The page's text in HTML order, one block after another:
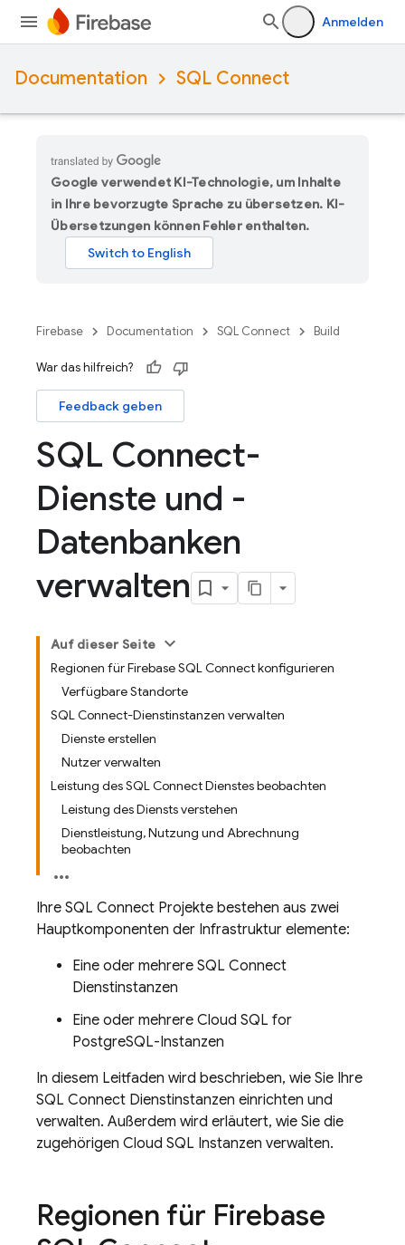
Anmelden
Documentation SQL Connect
Google verwendet KI-Technologie, um Inhalte
in Ihre bevorzugte Sprache zu übersetzen. KI-
Übersetzungen können Fehler enthalten.
Firebase Documentation SQL Connect Build
War das hilfreich?
Feedback geben
SQL Connect-
Dienste und -
Datenbanken
verwalten
Auf dieser Seite
Regionen für Firebase SQL Connect konfigurieren
Verfügbare Standorte
SQL Connect-Dienstinstanzen verwalten
Dienste erstellen
Nutzer verwalten
Leistung des SQL Connect Dienstes beobachten
Leistung des Diensts verstehen
Dienstleistung, Nutzung und Abrechnung
beobachten
Ihre SQL Connect Projekte bestehen aus zwei
Hauptkomponenten der Infrastruktur elemente:
Eine oder mehrere SQL Connect
Dienstinstanzen
Eine oder mehrere Cloud SQL for
PostgreSQL-Instanzen
In diesem Leitfaden wird beschrieben, wie Sie Ihre
SQL Connect Dienstinstanzen einrichten und
verwalten. Außerdem wird erläutert, wie Sie die
zugehörigen Cloud SQL Instanzen verwalten.
Regionen für Firebase